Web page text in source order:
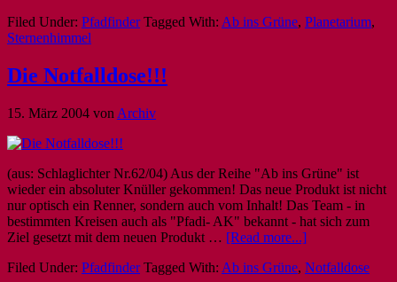
Filed Under: Pfadfinder Tagged With: Ab ins Grüne, Planetarium,
Sternenhimmel
Die Notfalldose!!!
15. März 2004 von Archiv
(aus: Schlaglichter Nr.62/04) Aus der Reihe "Ab ins Grüne" ist
wieder ein absoluter Knüller gekommen! Das neue Produkt ist nicht
nur optisch ein Renner, sondern auch vom Inhalt! Das Team - in
bestimmten Kreisen auch als "Pfadi- AK" bekannt - hat sich zum
Ziel gesetzt mit dem neuen Produkt … [Read more...]
Filed Under: Pfadfinder Tagged With: Ab ins Grüne, Notfalldose